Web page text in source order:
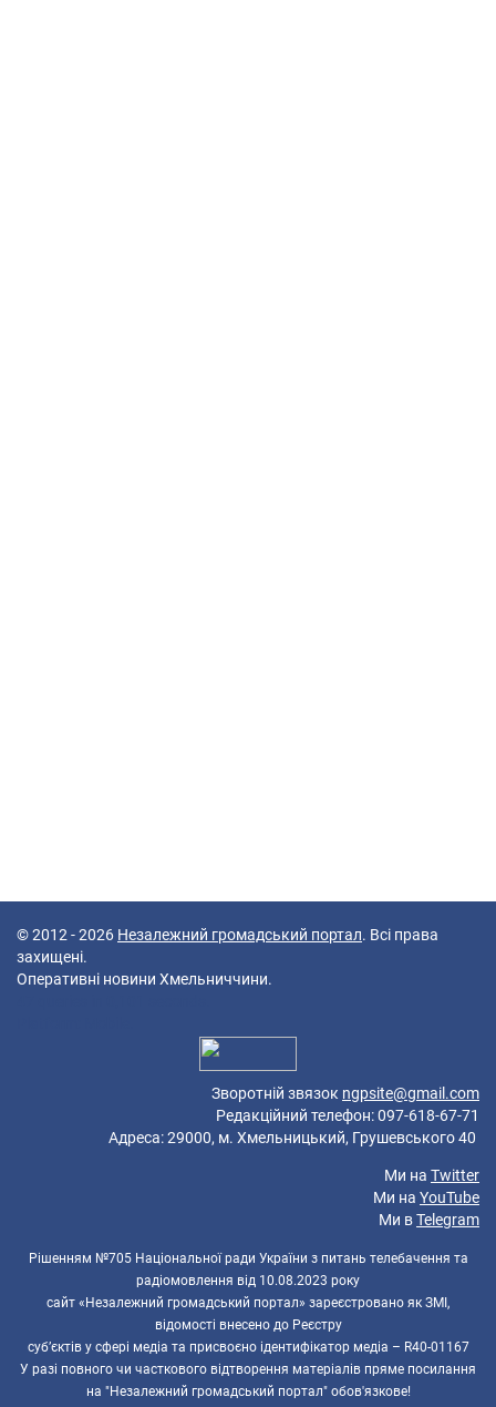
© 2012 - 2026 Незалежний громадський портал. Всі права
захищені.
Оперативні новини Хмельниччини.
Зворотній звязок ngpsite@gmail.com
Редакційний телефон: 097-618-67-71
Адреса: 29000, м. Хмельницький, Грушевського 40
Ми на Twitter
Ми на YouTube
Ми вTelegram
Рішенням №705 Національної ради України з питань телебачення та
радіомовлення від 10.08.2023 року
сайт «Незалежний громадський портал» зареєстровано як ЗМІ,
відомості внесено до Реєстру
суб’єктів у сфері медіа та присвоєно ідентифікатор медіа – R40-01167
У разі повного чи часткового відтворення матеріалів пряме посилання
на "Незалежний громадський портал" обов'язкове!